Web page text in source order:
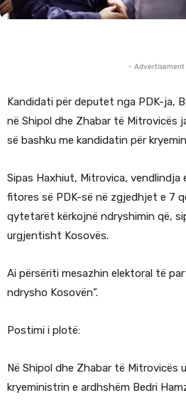
- Advertisement
Kandidati për deputet nga PDK-ja,
në Shipol dhe Zhabar të Mitrovicës
së bashku me kandidatin për
Sipas Haxhiut, Mitrovica, vendlindja
fitores së PDK-së në zgjedhjet e 7
qytetarët kërkojnë ndryshimin që,
urgjentisht Kosovës.
Ai përsëriti mesazhin elektoral të
ndrysho Kosovën”.
Postimi i plotë:
Në Shipol dhe Zhabar të Mitrovicës
kryeministrin e ardhshëm Bedri